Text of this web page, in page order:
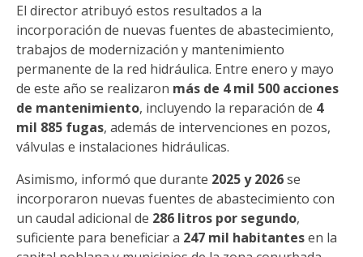
El director atribuyó estos resultados a la
incorporación de nuevas fuentes de abastecimiento,
trabajos de modernización y mantenimiento
permanente de la red hidráulica. Entre enero y mayo
de este año se realizaron más de 4 mil 500 acciones
de mantenimiento, incluyendo la reparación de 4
mil 885 fugas, además de intervenciones en pozos,
válvulas e instalaciones hidráulicas.
Asimismo, informó que durante 2025 y 2026se
incorporaron nuevas fuentes de abastecimiento con
un caudal adicional de 286 litros por segundo,
suficiente para beneficiar a 247 mil habitantesen la